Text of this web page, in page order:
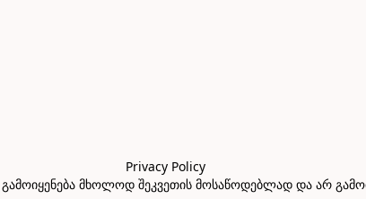
Privacy Policy
მხოლოდ შეკვეთის მოსაწოდებლად და არ